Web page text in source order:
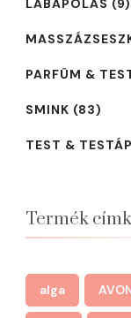
LÁBÁPOLÁS (9)
PARFÜM &
SMINK (83)
TEST &
Termék
alga